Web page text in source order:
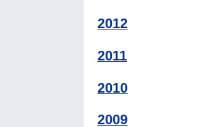
2012
2011
2010
2009